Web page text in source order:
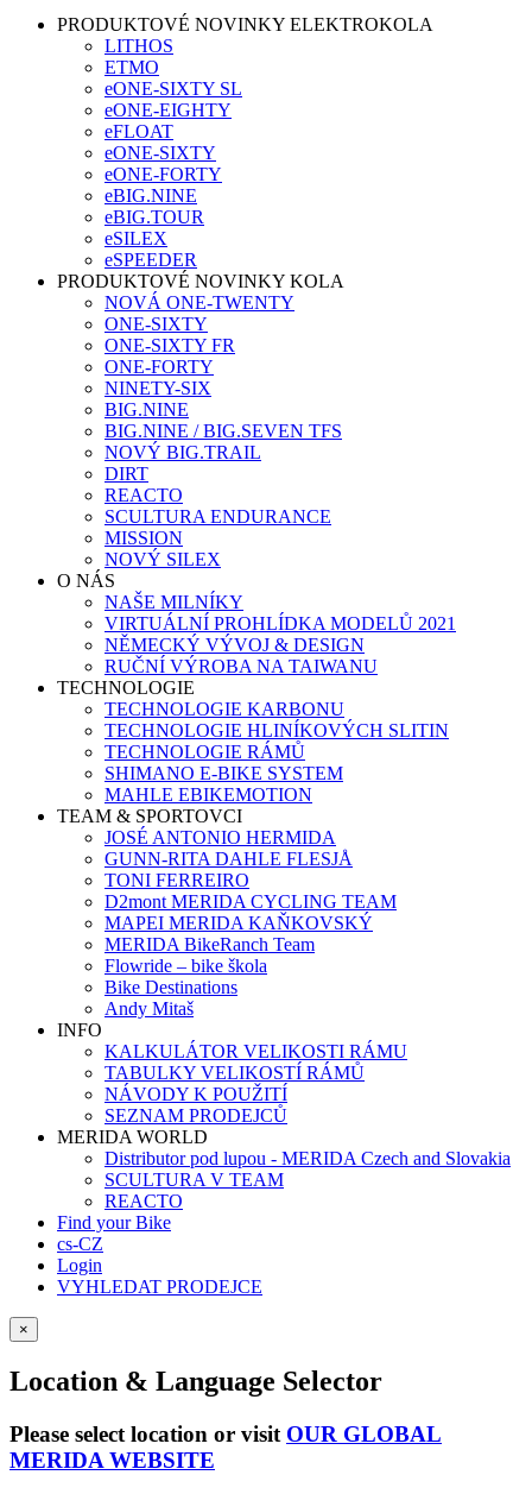
PRODUKTOVÉ NOVINKY ELEKTROKOLA
LITHOS
ETMO
eONE-SIXTY SL
eONE-EIGHTY
eFLOAT
eONE-SIXTY
eONE-FORTY
eBIG.NINE
eBIG.TOUR
eSILEX
eSPEEDER
PRODUKTOVÉ NOVINKY KOLA
NOVÁ ONE-TWENTY
ONE-SIXTY
ONE-SIXTY FR
ONE-FORTY
NINETY-SIX
BIG.NINE
BIG.NINE / BIG.SEVEN TFS
NOVÝ BIG.TRAIL
DIRT
REACTO
SCULTURA ENDURANCE
MISSION
NOVÝ SILEX
O NÁS
NAŠE MILNÍKY
VIRTUÁLNÍ PROHLÍDKA MODELŮ 2021
NĚMECKÝ VÝVOJ & DESIGN
RUČNÍ VÝROBA NA TAIWANU
TECHNOLOGIE
TECHNOLOGIE KARBONU
TECHNOLOGIE HLINÍKOVÝCH SLITIN
TECHNOLOGIE RÁMŮ
SHIMANO E-BIKE SYSTEM
MAHLE EBIKEMOTION
TEAM & SPORTOVCI
JOSÉ ANTONIO HERMIDA
GUNN-RITA DAHLE FLESJÅ
TONI FERREIRO
D2mont MERIDA CYCLING TEAM
MAPEI MERIDA KAŇKOVSKÝ
MERIDA BikeRanch Team
Flowride – bike škola
Bike Destinations
Andy Mitaš
INFO
KALKULÁTOR VELIKOSTI RÁMU
TABULKY VELIKOSTÍ RÁMŮ
NÁVODY K POUŽITÍ
SEZNAM PRODEJCŮ
MERIDA WORLD
Distributor pod lupou - MERIDA Czech and Slovakia
SCULTURA V TEAM
REACTO
Find your Bike
cs-CZ
Login
VYHLEDAT PRODEJCE
×
Location & Language Selector
Please select location or visit OUR GLOBAL
MERIDA WEBSITE